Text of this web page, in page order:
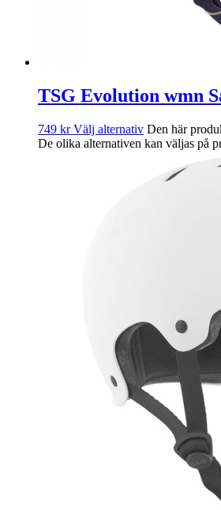
TSG Evolution wmn
749 kr Välj alternativ Den här
De olika alternativen kan väljas på